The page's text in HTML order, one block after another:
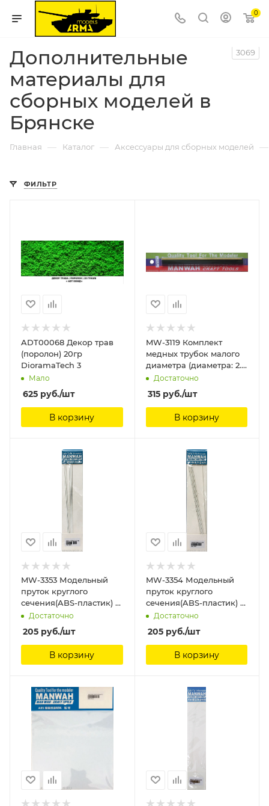
0
Дополнительные
материалы для
сборных моделей в
Брянске
3069
Главная — Каталог — Аксессуары для сборных моделей —
ФИЛЬТР
ADT00068 Декор трав
(поролон) 20гр
DioramaTech 3
Мало
625 руб./шт
В корзину
MW-3119 Комплект
медных трубок малого
диаметра (диаметра: 2.0
mm) (2 пакета) ManWah
Достаточно
315руб./шт
В корзину
MW-3353 Модельный
пруток круглого
сечения(ABS-пластик) ?
1.5mm*250mm 8шт
ManWah
Достаточно
205 руб./шт
В корзину
MW-3354 Модельный
пруток круглого
сечения(ABS-пластик) ?
2.0mm*250mm 6шт
ManWah
Достаточно
205руб./шт
В корзину